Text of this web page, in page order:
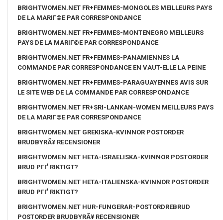
BRIGHTWOMEN.NET FR+FEMMES-MONGOLES MEILLEURS PAYS
DE LA MARIГ©E PAR CORRESPONDANCE
BRIGHTWOMEN.NET FR+FEMMES-MONTENEGRO MEILLEURS
PAYS DE LA MARIГ©E PAR CORRESPONDANCE
BRIGHTWOMEN.NET FR+FEMMES-PANAMIENNES LA
COMMANDE PAR CORRESPONDANCE EN VAUT-ELLE LA PEINE
BRIGHTWOMEN.NET FR+FEMMES-PARAGUAYENNES AVIS SUR
LE SITE WEB DE LA COMMANDE PAR CORRESPONDANCE
BRIGHTWOMEN.NET FR+SRI-LANKAN-WOMEN MEILLEURS PAYS
DE LA MARIГ©E PAR CORRESPONDANCE
BRIGHTWOMEN.NET GREKISKA-KVINNOR POSTORDER
BRUDBYRÃ¥ RECENSIONER
BRIGHTWOMEN.NET HETA-ISRAELISKA-KVINNOR POSTORDER
BRUD PГҐ RIKTIGT?
BRIGHTWOMEN.NET HETA-ITALIENSKA-KVINNOR POSTORDER
BRUD PГҐ RIKTIGT?
BRIGHTWOMEN.NET HUR-FUNGERAR-POSTORDREBRUD
POSTORDER BRUDBYRÃ¥ RECENSIONER